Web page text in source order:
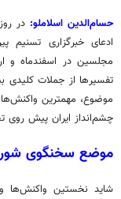
حسام‌الدین اسلاملو: در
ادعای خبرگزاری تسنیم
مجلسین در اسفندماه و
تفسیرها از جملات کلیدی
موضوع، مهمترین واکنش‌ها
چشم‌انداز ایران پیش روی
موضع سخنگوی
شاید نخستین واکنش‌ها